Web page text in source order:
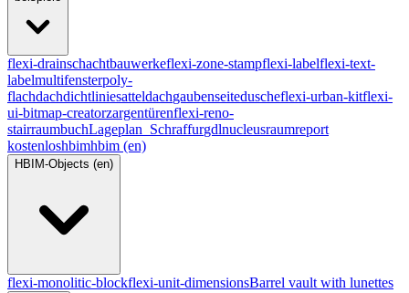
flexi-drainschachtbauwerkeflexi-zone-stampflexi-labelflexi-text-
labelmultifensterpoly-
flachdachdichtliniesatteldachgaubenseiteduscheflexi-urban-kitflexi-
ui-bitmap-creatorzargentürenflexi-reno-
stairraumbuchLageplan_Schraffurgdlnucleusraumreport
kostenloshbimhbim (en)
HBIM-Objects (en)
flexi-monolitic-blockflexi-unit-dimensionsBarrel vault with lunettes